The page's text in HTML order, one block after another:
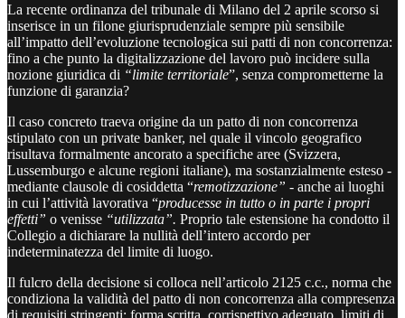
La recente ordinanza del tribunale di Milano del 2 aprile scorso si
inserisce in un filone giurisprudenziale sempre più sensibile
all’impatto dell’evoluzione tecnologica sui patti di non concorrenza:
fino a che punto la digitalizzazione del lavoro può incidere sulla
nozione giuridica di “limite territoriale”, senza comprometterne la
funzione di garanzia?
Il caso concreto traeva origine da un patto di non concorrenza
stipulato con un private banker, nel quale il vincolo geografico
risultava formalmente ancorato a specifiche aree (Svizzera,
Lussemburgo e alcune regioni italiane), ma sostanzialmente esteso -
mediante clausole di cosiddetta “remotizzazione” - anche ai luoghi
in cui l’attività lavorativa “producesse in tutto o in parte i propri
effetti” o venisse “utilizzata”. Proprio tale estensione ha condotto il
Collegio a dichiarare la nullità dell’intero accordo per
indeterminatezza del limite di luogo.
Il fulcro della decisione si colloca nell’articolo 2125 c.c., norma che
condiziona la validità del patto di non concorrenza alla compresenza
di requisiti stringenti: forma scritta, corrispettivo adeguato, limiti di